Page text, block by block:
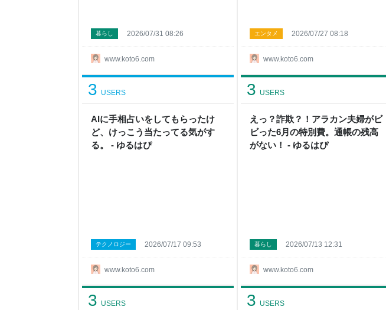
www.koto6.com
暮らし 2026/07/31 08:26
www.koto6.com
エンタメ 2026/07/27 08:18
AIに手相占いをしてもらったけ
ど、けっこう当たってる気がす
る。 - ゆるはぴ
3 USERS
www.koto6.com
テクノロジー 2026/07/17 09:53
えっ？詐欺？！アラカン夫婦がビ
ビった6月の特別費。通帳の残高
がない！ - ゆるはぴ
3 USERS
www.koto6.com
暮らし 2026/07/13 12:31
3 USERS 3 USERS